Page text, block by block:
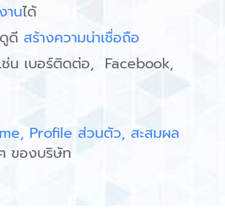
านได้
ดี สร้างความน่าเชื่อถือ
ช่น เบอร์ติดต่อ, Facebook,
Profile ส่วนตัว, สะสมผล
ของบริษัท